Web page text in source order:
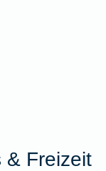
& Freizeit